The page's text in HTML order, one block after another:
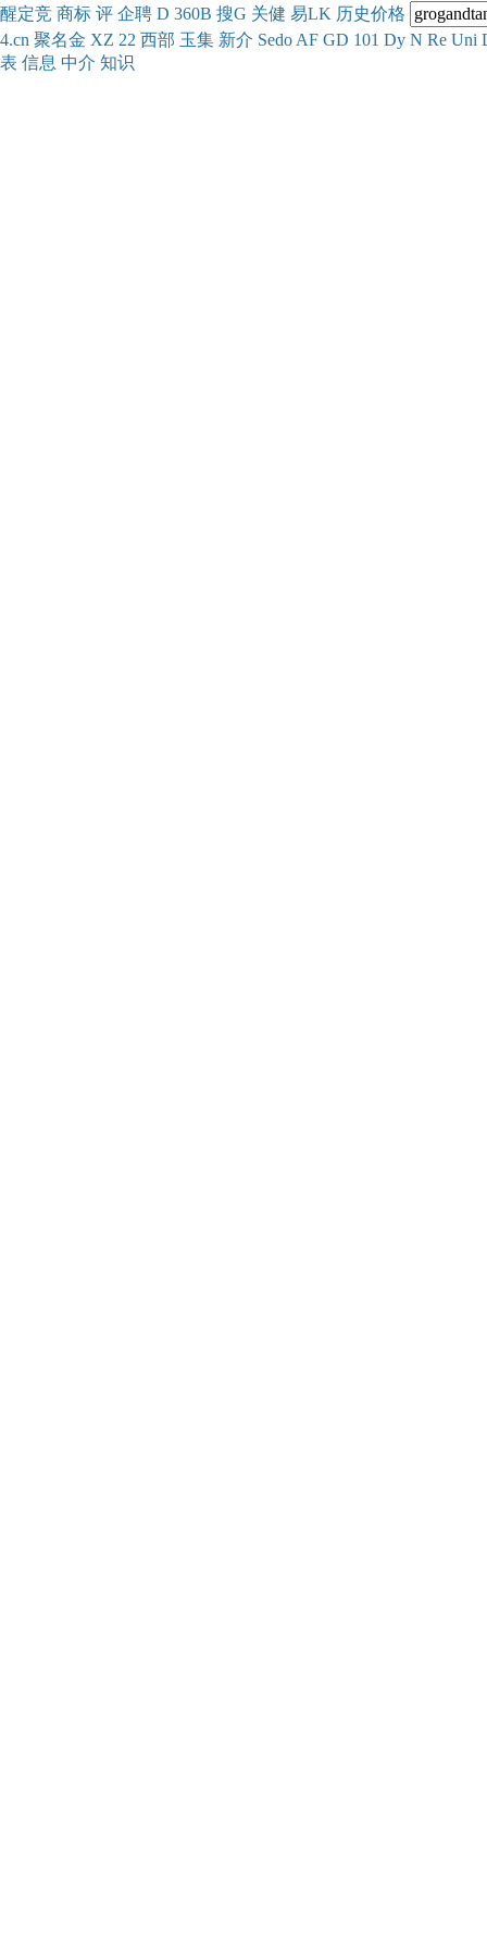
醒定竞 商标 评 企聘 D 360B 搜G 关健 易LK 历史价格
4.cn 聚名金 XZ 22 西部 玉集 新介 Sedo AF GD 101 Dy N Re Uni
表 信息 中介 知识